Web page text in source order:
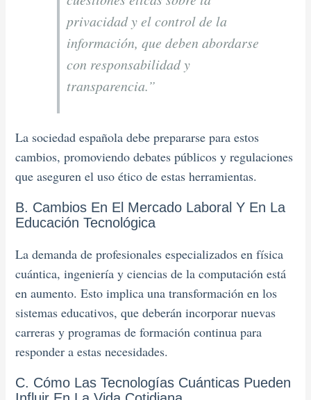
privacidad y el control de la
información, que deben abordarse
con responsabilidad y
transparencia.”
La sociedad española debe prepararse para estos
cambios, promoviendo debates públicos y regulaciones
que aseguren el uso ético de estas herramientas.
B. Cambios En El Mercado Laboral Y En La
Educación Tecnológica
La demanda de profesionales especializados en física
cuántica, ingeniería y ciencias de la computación está
en aumento. Esto implica una transformación en los
sistemas educativos, que deberán incorporar nuevas
carreras y programas de formación continua para
responder a estas necesidades.
C. Cómo Las Tecnologías Cuánticas Pueden